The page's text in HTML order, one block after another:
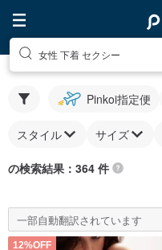
女性 下着 セクシー
Pinkoi指定便
スタイル サイズ
の検索結果：364 件
一部自動翻訳されています
12%OFF